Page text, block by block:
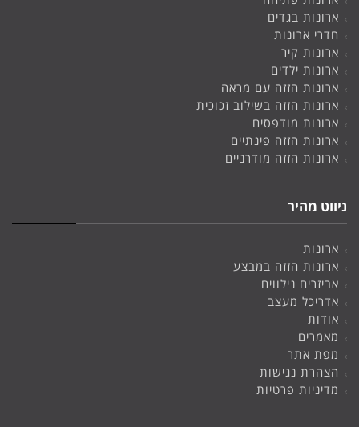
ארונות בגדים
חדרי ארונות
ארונות קיר
ארונות ילדים
ארונות הזזה עם מראה
ארונות הזזה בשילוב זכוכית
ארונות מודפסים
ארונות הזזה פינתיים
ארונות הזזה מודרניים
ניווט מהיר
ארונות
ארונות הזזה במבצע
אביזרים נילווים
אדריכל מעצב
אודות
מאמרים
מפת אתר
הצהרת נגישות
מדיניות פרטיות